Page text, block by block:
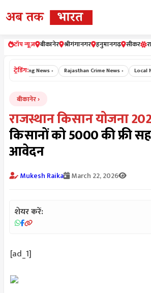
टॉप न्यूज़ बीकानेर श्रीगंगानगर हनुमानगढ़ सीकर
ट्रेडिंग:
Breaking News › Rajasthan Crime News › Local
बीकानेर
राजस्थान किसान योजना
किसानों को ₹5000 की फ्री
आवेदन
Mukesh Raika March 22, 2026
शेयर करें:
[ad_1]